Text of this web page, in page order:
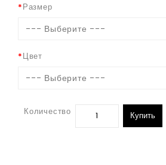
Размер
--- Выберите ---
Цвет
--- Выберите ---
Количество Купить